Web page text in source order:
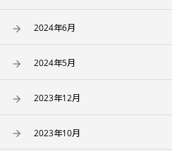
2024年6月
2024年5月
2023年12月
2023年10月